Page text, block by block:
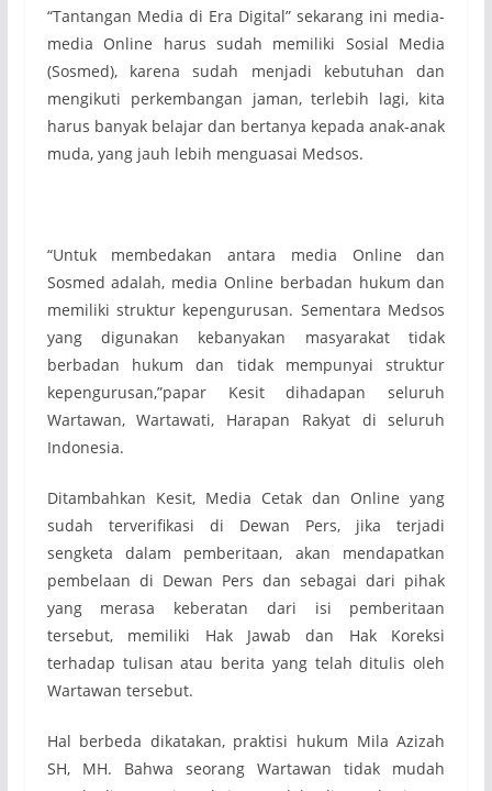
“Tantangan Media di Era Digital” sekarang ini media-
media Online harus sudah memiliki Sosial Media
(Sosmed), karena sudah menjadi kebutuhan dan
mengikuti perkembangan jaman, terlebih lagi, kita
harus banyak belajar dan bertanya kepada anak-anak
muda, yang jauh lebih menguasai Medsos.
“Untuk membedakan antara media Online dan
Sosmed adalah, media Online berbadan hukum dan
memiliki struktur kepengurusan. Sementara Medsos
yang digunakan kebanyakan masyarakat tidak
berbadan hukum dan tidak mempunyai struktur
kepengurusan,”papar Kesit dihadapan seluruh
Wartawan, Wartawati, Harapan Rakyat di seluruh
Indonesia.
Ditambahkan Kesit, Media Cetak dan Online yang
sudah terverifikasi di Dewan Pers, jika terjadi
sengketa dalam pemberitaan, akan mendapatkan
pembelaan di Dewan Pers dan sebagai dari pihak
yang merasa keberatan dari isi pemberitaan
tersebut, memiliki Hak Jawab dan Hak Koreksi
terhadap tulisan atau berita yang telah ditulis oleh
Wartawan tersebut.
Hal berbeda dikatakan, praktisi hukum Mila Azizah
SH, MH. Bahwa seorang Wartawan tidak mudah